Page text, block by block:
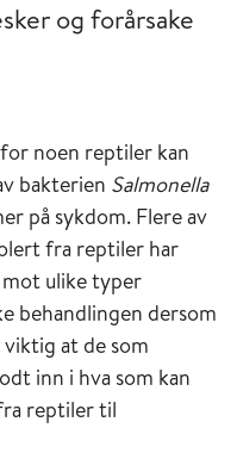
og forårsake
noen reptiler kan
bakterien Salmonella
på sykdom. Flere av
fra reptiler har
ulike typer
behandlingen dersom
at de som
inn i hva som kan
reptiler til